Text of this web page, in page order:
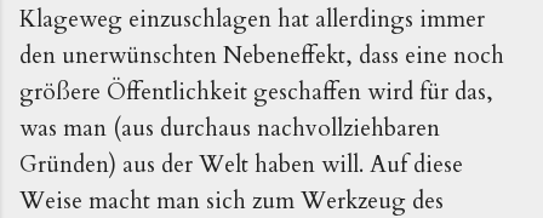
Klageweg einzuschlagen hat allerdings immer
den unerwünschten Nebeneffekt, dass eine noch
größere Öffentlichkeit geschaffen wird für das,
was man (aus durchaus nachvollziehbaren
Gründen) aus der Welt haben will. Auf diese
Weise macht man sich zum Werkzeug des